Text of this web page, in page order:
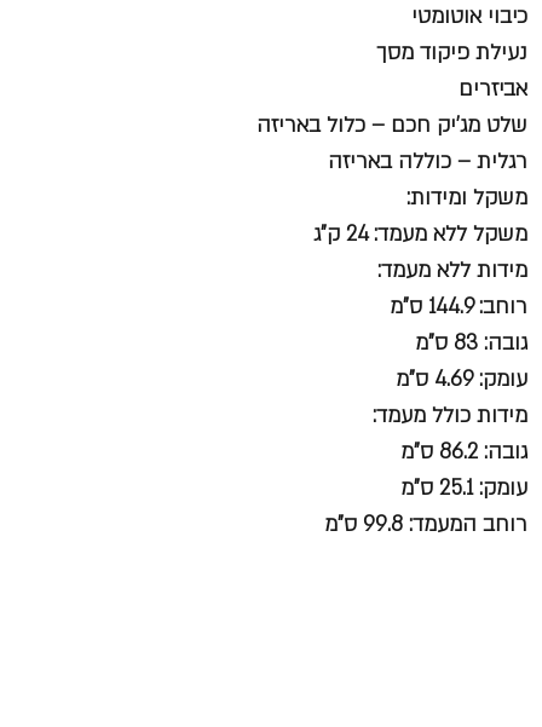
כיבוי אוטומטי
נעילת פיקוד מסך
אביזרים
שלט מג’יק חכם – כלול באריזה
רגלית – כוללה באריזה
משקל ומידות:
משקל ללא מעמד: 24 ק”ג
מידות ללא מעמד:
רוחב: 144.9 ס”מ
גובה: 83 ס”מ
עומק: 4.69 ס”מ
מידות כולל מעמד:
גובה: 86.2 ס”מ
עומק: 25.1 ס”מ
רוחב המעמד: 99.8 ס”מ